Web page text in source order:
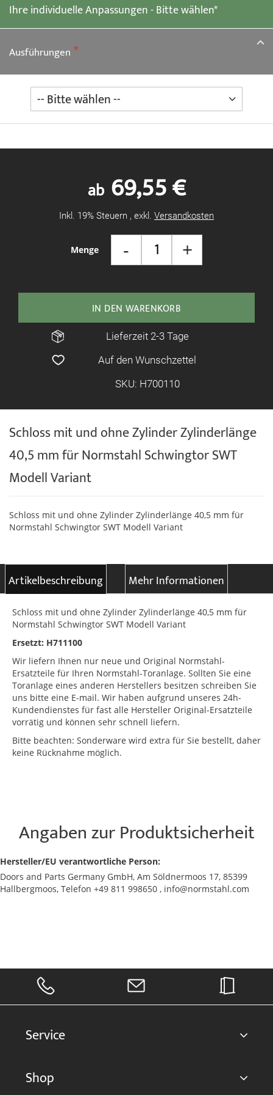
Schloss mit und ohne Zylinder Zylinderlänge
40,5 mm für Normstahl Schwingtor SWT
Modell Variant
Menge - +
ab 69,55 €
Inkl. 19% Steuern , exkl. Versandkosten
IN DEN WARENKORB
Lieferzeit 2-3 Tage
Auf den Wunschzettel
SKU: H700110
Schloss mit und ohne Zylinder Zylinderlänge 40,5 mm für
Normstahl Schwingtor SWT Modell Variant
Ihre individuelle Anpassungen - Bitte wählen*
Ausführungen
Bildgalerie
Artikelbeschreibung Mehr Informationen
Schloss mit und ohne Zylinder Zylinderlänge 40,5 mm für
Normstahl Schwingtor SWT Modell Variant
Ersetzt: H711100
Wir liefern Ihnen nur neue und Original Normstahl-
Ersatzteile für Ihren Normstahl-Toranlage. Sollten Sie eine
Toranlage eines anderen Herstellers besitzen schreiben Sie
uns bitte eine E-mail. Wir haben aufgrund unseres 24h-
Kundendienstes für fast alle Hersteller Original-Ersatzteile
vorrätig und können sehr schnell liefern.
Bitte beachten: Sonderware wird extra für Sie bestellt, daher
keine Rücknahme möglich.
Angaben zur Produktsicherheit
Hersteller/EU verantwortliche Person:
Doors and Parts Germany GmbH, Am Söldnermoos 17, 85399
Hallbergmoos, Telefon +49 811 998650 , info@normstahl.com
Service
Shop